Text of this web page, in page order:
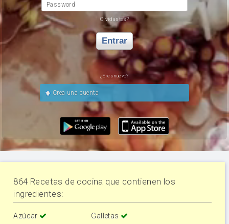
Password
Olvidastes?
Entrar
¿Eres nuevo?
Crea una cuenta
864 Recetas de cocina que contienen los
ingredientes:
Azúcar
Galletas